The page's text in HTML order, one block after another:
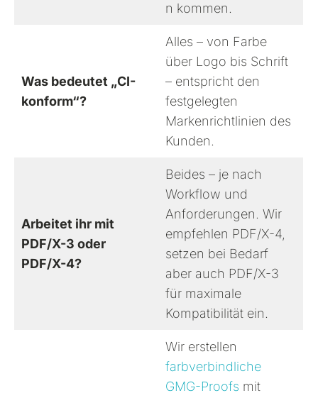
n kommen.
Was bedeutet „CI-
konform“?
Alles – von Farbe
über Logo bis Schrift
– entspricht den
festgelegten
Markenrichtlinien des
Kunden.
Arbeitet ihr mit
PDF/X-3 oder
PDF/X-4?
Beides – je nach
Workflow und
Anforderungen. Wir
empfehlen PDF/X-4,
setzen bei Bedarf
aber auch PDF/X-3
für maximale
Kompatibilität ein.
Wir erstellen
farbverbindliche
GMG-Proofs mit